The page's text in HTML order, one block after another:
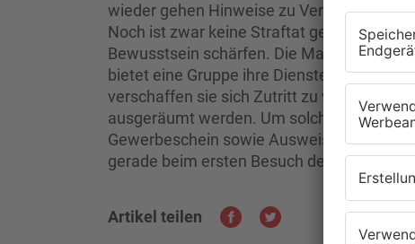
wieder gehen Hinweise zu Verdächtigen
Noch ist zwar keine Straftat gemeldet
Bewusstsein schärfen. Die Masche der
bietet eine Gruppe ihre Dienste im
verschaffen sie sich Zutritt zu
ausgeräumt werden. Um solchen
Gewerbeschein sowie Ausweise zeigen
gerade beim ersten Besuch der
Artikel teilen